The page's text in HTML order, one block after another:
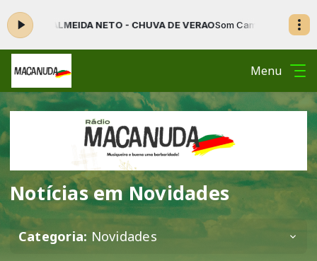
ALMEIDA NETO - CHUVA DE VERAOSom Campeiro das 20:00 às
Menu
Notícias em Novidades
Categoria: Novidades